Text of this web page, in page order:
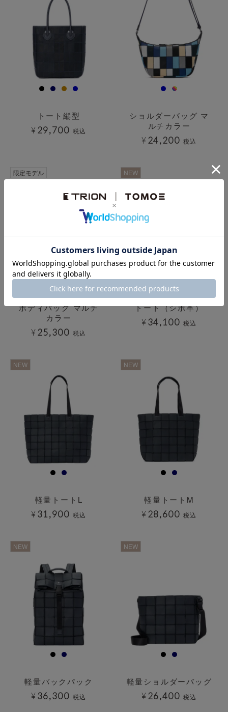
トート縦型
¥ 29,700 税込
ショルダーバッグ マ
ルチカラー
¥ 24,200 税込
限定モデル
ボディバッグ マルチ
カラー
¥ 25,300 税込
NEW
トート（シボ革）
¥34,100 税込
NEW
軽量トートL
¥31,900 税込
NEW
軽量トートM
¥ 28,600 税込
NEW
軽量バックパック
¥36,300 税込
NEW
軽量ショルダーバッグ
¥ 26,400 税込